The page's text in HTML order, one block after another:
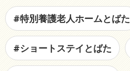
#特別養護老人ホームとばた
#ショートステイとばた